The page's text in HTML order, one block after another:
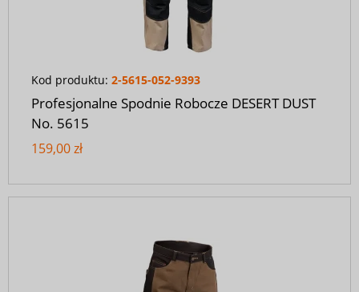
Kod produktu: 2-5615-052-9393
Profesjonalne Spodnie Robocze DESERT DUST
No. 5615
159,00 zł